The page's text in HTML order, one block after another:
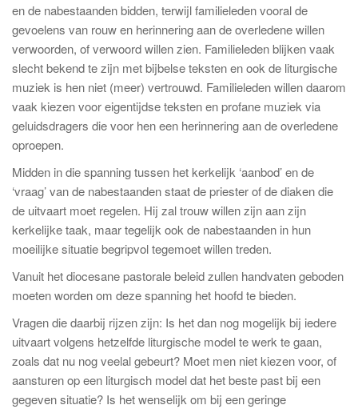
en de nabestaanden bidden, terwijl familieleden vooral de
gevoelens van rouw en herinnering aan de overledene willen
verwoorden, of verwoord willen zien. Familieleden blijken vaak
slecht bekend te zijn met bijbelse teksten en ook de liturgische
muziek is hen niet (meer) vertrouwd. Familieleden willen daarom
vaak kiezen voor eigentijdse teksten en profane muziek via
geluidsdragers die voor hen een herinnering aan de overledene
oproepen.
Midden in die spanning tussen het kerkelijk ‘aanbod’ en de
‘vraag’ van de nabestaanden staat de priester of de diaken die
de uitvaart moet regelen. Hij zal trouw willen zijn aan zijn
kerkelijke taak, maar tegelijk ook de nabestaanden in hun
moeilijke situatie begripvol tegemoet willen treden.
Vanuit het diocesane pastorale beleid zullen handvaten geboden
moeten worden om deze spanning het hoofd te bieden.
Vragen die daarbij rijzen zijn: Is het dan nog mogelijk bij iedere
uitvaart volgens hetzelfde liturgische model te werk te gaan,
zoals dat nu nog veelal gebeurt? Moet men niet kiezen voor, of
aansturen op een liturgisch model dat het beste past bij een
gegeven situatie? Is het wenselijk om bij een geringe